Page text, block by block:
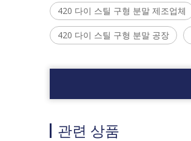
420 다이 스틸 구형 분말 제조업체
420 다이 스틸 구형 분말 공장
관련 상품